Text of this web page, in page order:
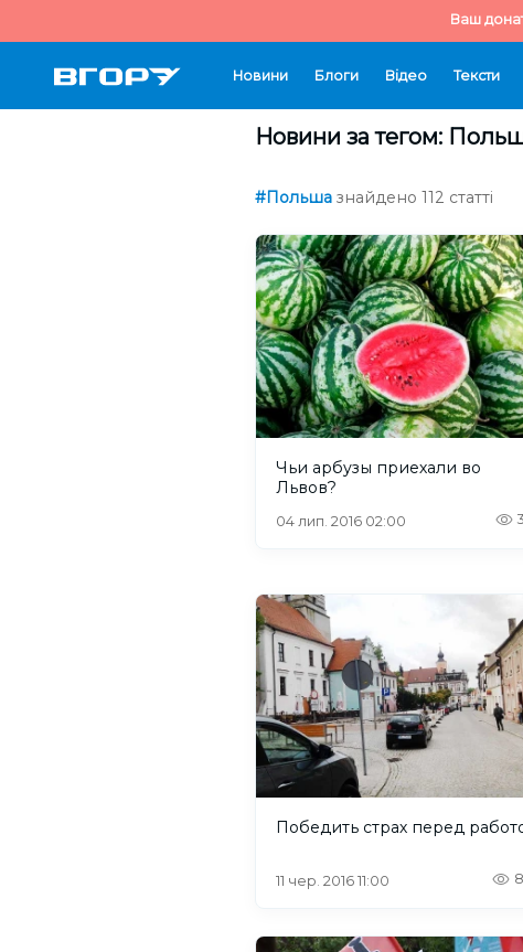
Ваш
Новини Блоги Відео Тексти
Новини за тегом:
#Польша знайдено 112 статті
Чьи арбузы приехали во
Львов?
04 лип. 2016 02:00
Победить страх перед
11 чер. 2016 11:00